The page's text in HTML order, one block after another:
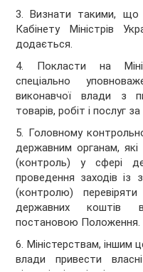
3. Визнати такими, що
Кабінету Міністрів
додається.
4. Покласти на
спеціально
виконавчої влади з
товарів, робіт і послуг
5. Головному
державним органам,
(контроль) у сфері
проведення заходів із
(контролю)
державних коштів
постановою Положення.
6. Міністерствам, іншим
влади привести